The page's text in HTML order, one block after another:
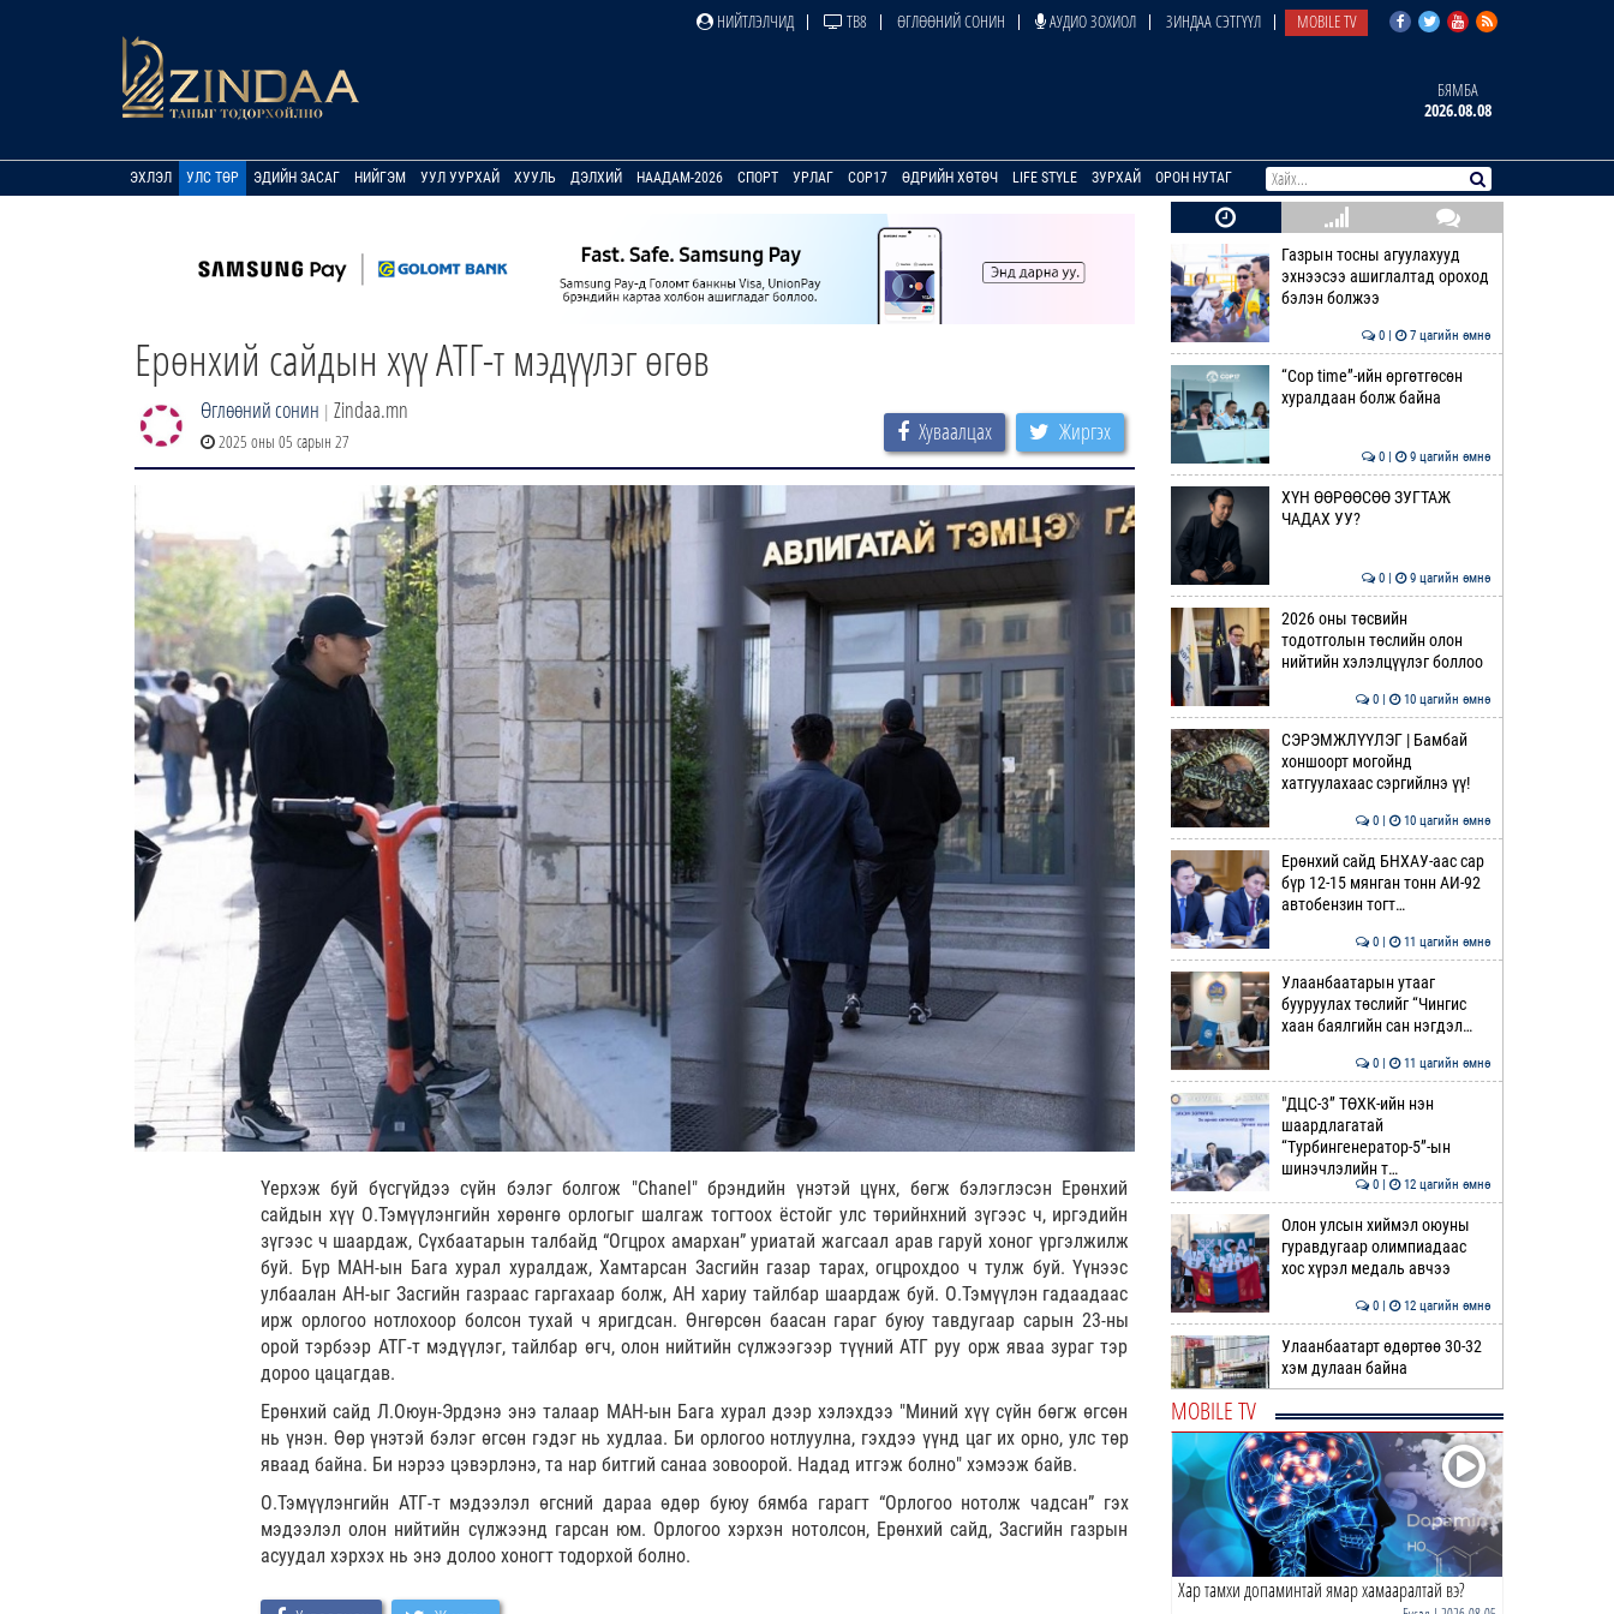
НИЙТЛЭЛЧИД ТВ8 ӨГЛӨӨНИЙ СОНИН АУДИО ЗОХИОЛ ЗИНДАА СЭТГҮҮЛ MOBILE TV
БЯМБА
2026.08.08
ЭХЛЭЛ УЛС ТӨР ЭДИЙН ЗАСАГ НИЙГЭМ УУЛ УУРХАЙ ХУУЛЬ ДЭЛХИЙ НААДАМ-2026 СПОРТ УРЛАГ COP17 ӨДРИЙН ХӨТӨЧ LIFE STYLE ЗУРХАЙ ОРОН НУТАГ
Ерөнхий сайдын хүү АТГ-т мэдүүлэг өгөв
Өглөөний сонин | Zindaa.mn
2025 оны 05 сарын 27 Хуваалцах Жиргэх
Үерхэж буй бүсгүйдээ сүйн бэлэг болгож "Chanel" брэндийн үнэтэй цүнх, бөгж бэлэглэсэн Ерөнхий
сайдын хүү О.Тэмүүлэнгийн хөрөнгө орлогыг шалгаж тогтоох ёстойг улс төрийнхний зүгээс ч, иргэдийн
зүгээс ч шаардаж, Сүхбаатарын талбайд “Огцрох амархан” уриатай жагсаал арав гаруй хоног үргэлжилж
буй. Бүр МАН-ын Бага хурал хуралдаж, Хамтарсан Засгийн газар тарах, огцрохдоо ч тулж буй. Үүнээс
улбаалан АН-ыг Засгийн газраас гаргахаар болж, АН хариу тайлбар шаардаж буй. О.Тэмүүлэн гадаадаас
ирж орлогоо нотлохоор болсон тухай ч яригдсан. Өнгөрсөн баасан гараг буюу тавдугаар сарын 23-ны
орой тэрбээр АТГ-т мэдүүлэг, тайлбар өгч, олон нийтийн сүлжээгээр түүний АТГ руу орж яваа зураг тэр
дороо цацагдав.
Ерөнхий сайд Л.Оюун-Эрдэнэ энэ талаар МАН-ын Бага хурал дээр хэлэхдээ "Миний хүү сүйн бөгж өгсөн
нь үнэн. Өөр үнэтэй бэлэг өгсөн гэдэг нь худлаа. Би орлогоо нотлуулна, гэхдээ үүнд цаг их орно, улс төр
яваад байна. Би нэрээ цэвэрлэнэ, та нар битгий санаа зовоорой. Надад итгэж болно" хэмээж байв.
О.Тэмүүлэнгийн АТГ-т мэдээлэл өгсний дараа өдөр буюу бямба гарагт “Орлогоо нотолж чадсан” гэх
мэдээлэл олон нийтийн сүлжээнд гарсан юм. Орлогоо хэрхэн нотолсон, Ерөнхий сайд, Засгийн газрын
асуудал хэрхэх нь энэ долоо хоногт тодорхой болно.
Газрын тосны агуулахууд
эхнээсээ ашиглалтад ороход
бэлэн болжээ
0 | 7 цагийн өмнө
“Cop time”-ийн өргөтгөсөн
хуралдаан болж байна
0 | 9 цагийн өмнө
ХҮН ӨӨРӨӨСӨӨ ЗУГТАЖ
ЧАДАХ УУ?
0 | 9 цагийн өмнө
2026 оны төсвийн
тодотголын төслийн олон
нийтийн хэлэлцүүлэг боллоо
0 | 10 цагийн өмнө
СЭРЭМЖЛҮҮЛЭГ | Бамбай
хоншоорт могойнд
хатгуулахаас сэргийлнэ үү!
0 | 10 цагийн өмнө
Ерөнхий сайд БНХАУ-аас сар
бүр 12-15 мянган тонн АИ-92
автобензин тогт…
0 | 11 цагийн өмнө
Улаанбаатарын утааг
бууруулах төслийг “Чингис
хаан баялгийн сан нэгдэл…
0 | 11 цагийн өмнө
"ДЦС-3” ТӨХК-ийн нэн
шаардлагатай
“Турбингенератор-5”-ын
шинэчлэлийн т…
0 | 12 цагийн өмнө
Олон улсын хиймэл оюуны
гуравдугаар олимпиадаас
хос хүрэл медаль авчээ
0 | 12 цагийн өмнө
Улаанбаатарт өдөртөө 30-32
хэм дулаан байна
ДОРНЫН ЗУРХАЙ | Морь,
нохой жилтнээ аливаа үйлийг
хийхэд эерэг сайн
0 | 13 цагийн өмнө
ӨГЛӨӨНИЙ МЭНД!
MOBILE TV
Хар тамхи допаминтай ямар хамааралтай вэ?